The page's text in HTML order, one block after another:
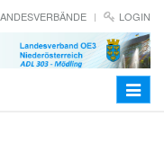
LOGIN
Toggle